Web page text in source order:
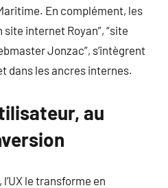
En complément, les
internet Royan”, “site
Jonzac”, s’intègrent
dans les ancres internes.
au
le transforme en